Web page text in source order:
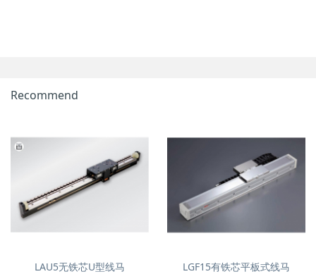
Recommend
LAU5无铁芯U型线马 LGF15有铁芯平板式线马